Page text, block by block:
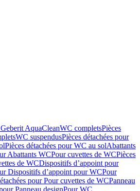
AquaCleanWC completsPièces
WC suspendusPièces détachées pour
Pièces détachées pour WC au solAbattants
Abattants WCPour cuvettes de WCPièces
de WCDispositifs d’appoint pour
Dispositifs d’appoint pour WCPour
pour Pour cuvettes de WCPanneau
Panneau designPour WC